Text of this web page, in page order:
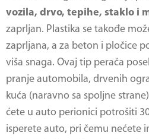
vozila, drvo, tepihe, staklo i
zaprljan. Plastika se takođe
zaprljana, a za beton i pločice
viša snaga. Ovaj tip perača
pranje automobila, drvenih
kuća (naravno sa spoljne
ćete u auto perionici potrošiti
isperete auto, pri čemu nećete